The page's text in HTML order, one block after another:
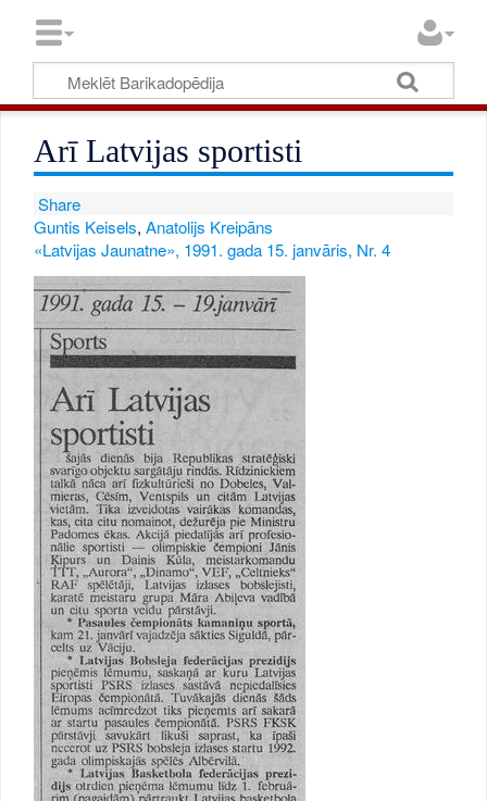
Arī Latvijas sportisti
Share
Guntis Keisels,Anatolijs Kreipāns
«Latvijas Jaunatne», 1991. gada 15. janvāris, Nr. 4